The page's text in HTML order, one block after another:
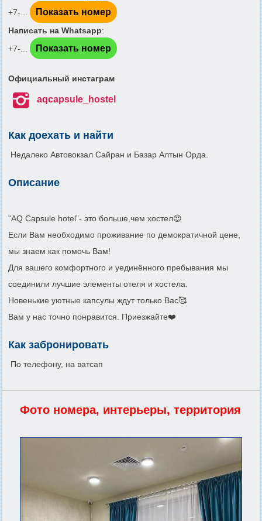
+7-...
Показать номер
Написать на Whatsapp:
+7-...
Показать номер
Официальный инстаграм
 aqcapsule_hostel
Как доехать и найти
Недалеко Автовокзал Сайран и Базар Алтын Орда.
Описание
“AQ Capsule hotel”- это больше,чем хостел😍
Если Вам необходимо проживание по демократичной цене,
мы знаем как помочь Вам!
Для вашего комфортного и уединённого пребывания мы
соединили лучшие элементы отеля и хостела.
Новенькие уютные капсулы ждут только Вас🥰
Вам у нас точно понравится. Приезжайте❤️
Как забронировать
По телефону, на ватсап
Фото номера, интерьеры, территория